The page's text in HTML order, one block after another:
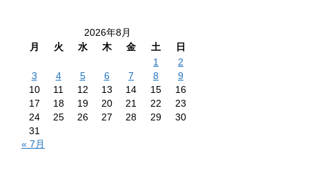
2026年8月
月
火 水 木 金 土
日
1
2
3
4 5 6 7 8
9
10
11 12 13 14 15
16
17
18 19 20 21 22
23
24
25 26 27 28 29
30
31
« 7月